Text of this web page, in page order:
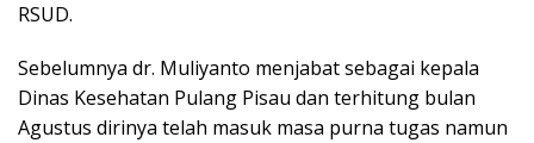
RSUD.
Sebelumnya dr. Muliyanto menjabat sebagai kepala
Dinas Kesehatan Pulang Pisau dan terhitung bulan
Agustus dirinya telah masuk masa purna tugas namun